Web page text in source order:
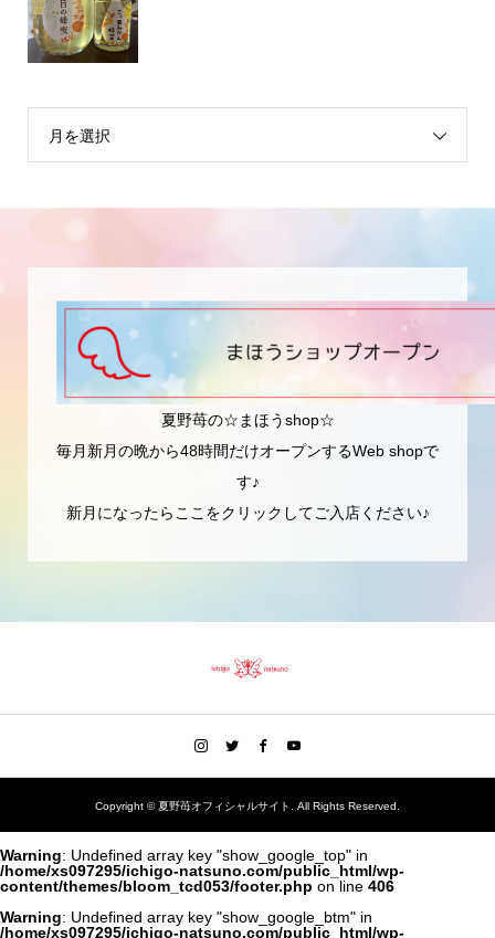
月を選択
夏野苺の☆まほうshop☆
毎月新月の晩から48時間だけオープンするWeb shopで
す♪
新月になったらここをクリックしてご入店ください♪
Copyright ©夏野苺オフィシャルサイト. All Rights Reserved.
Warning: Undefined array key "show_google_top" in
/home/xs097295/ichigo-natsuno.com/public_html/wp-
content/themes/bloom_tcd053/footer.php on line 406
Warning: Undefined array key "show_google_btm" in
/home/xs097295/ichigo-natsuno.com/public_html/wp-